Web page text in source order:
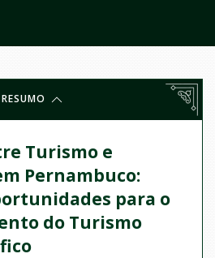
RESUMO
Turismo e
Pernambuco:
para o
do Turismo